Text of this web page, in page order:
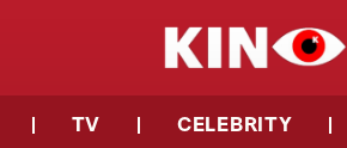
TV CELEBRITY